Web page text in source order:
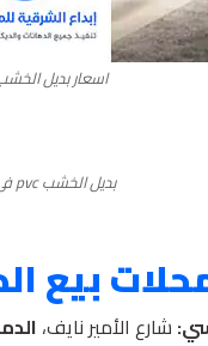
اسعار بديل
بديل الخشب pvc في القطيف
بيع
شارع الأمير نايف،